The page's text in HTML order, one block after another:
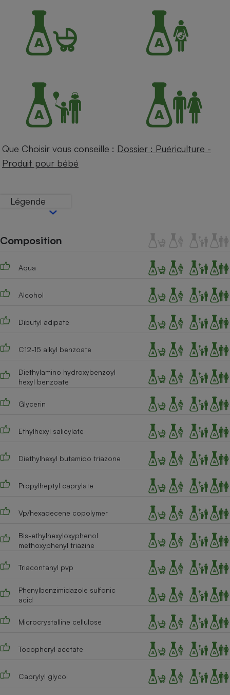
Que Choisir vous conseille : Dossier : Puériculture -
Produit pour bébé
Légende
Composition
Aqua
Alcohol
Dibutyl adipate
C12-15 alkyl benzoate
Diethylamino hydroxybenzoyl
hexyl benzoate
Glycerin
Ethylhexyl salicylate
Diethylhexyl butamido triazone
Propylheptyl caprylate
Vp/hexadecene copolymer
Bis-ethylhexyloxyphenol
methoxyphenyl triazine
Triacontanyl pvp
Phenylbenzimidazole sulfonic
acid
Microcrystalline cellulose
Tocopheryl acetate
Caprylyl glycol
Complément
alimentaire
bouteille
Assurance emprunteur
Petit électroménager -
Lave-linge
induction
Ventilateur
Cafetière à expressos
Téléphone mobile -
Smartphone
Antivirus
Matelas
Climatiseur -
Ventilateur
Mutuelle
Antimoustique